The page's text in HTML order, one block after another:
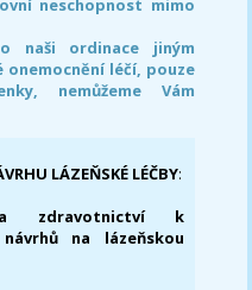
neschopnost mimo
naši ordinace jiným
léčí, pouze
nemůžeme Vám
LÁZEŇSKÉ LÉČBY:
zdravotnictví k
na lázeňskou